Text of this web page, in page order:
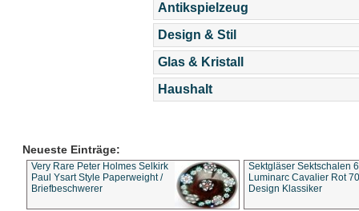
Antikspielzeug
Design & Stil
Glas & Kristall
Haushalt
Neueste Einträge:
Very Rare Peter Holmes Selkirk
Paul Ysart Style Paperweight /
Briefbeschwerer
Sektgläser Sektschalen
Luminarc Cavalier Rot
Design Klassiker